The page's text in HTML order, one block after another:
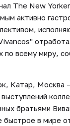
The New
активно
по всему миру,
Катар, Москва
братьями
быстрое в мире